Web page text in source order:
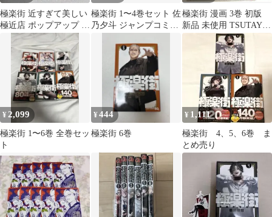
極楽街 近すぎて美しい
極近店 ポップアップ 特
典 ポストカード セット
極楽街 1〜4巻セット 佐
乃夕斗 ジャンプコミッ
極楽街 漫画 3巻 初版
新品 未使用 TSUTAYA
特典付き
¥ 2,099
極楽街 1〜6巻 全巻セッ
ト
¥444
極楽街 6巻
¥ 1,111
極楽街 4、5、6巻 ま
とめ売り